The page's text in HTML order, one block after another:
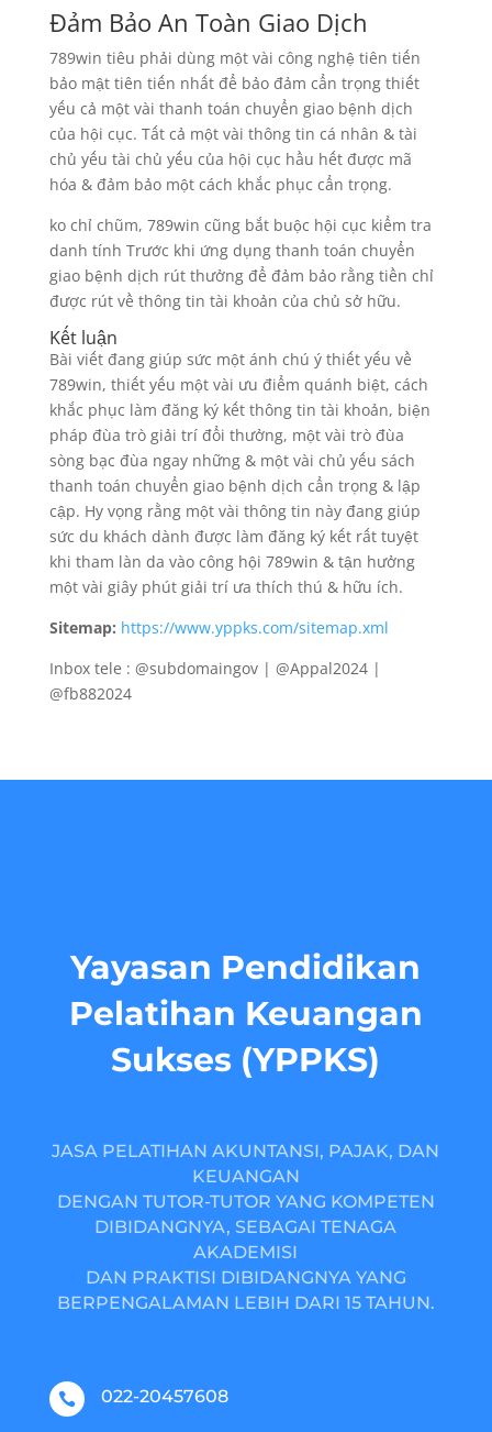
Đảm Bảo An Toàn Giao Dịch
789win tiêu phải dùng một vài công nghệ tiên tiến
bảo mật tiên tiến nhất để bảo đảm cẩn trọng thiết
yếu cả một vài thanh toán chuyển giao bệnh dịch
của hội cục. Tất cả một vài thông tin cá nhân & tài
chủ yếu tài chủ yếu của hội cục hầu hết được mã
hóa & đảm bảo một cách khắc phục cẩn trọng.
ko chỉ chũm, 789win cũng bắt buộc hội cục kiểm tra
danh tính Trước khi ứng dụng thanh toán chuyển
giao bệnh dịch rút thưởng để đảm bảo rằng tiền chỉ
được rút về thông tin tài khoản của chủ sở hữu.
Kết luận
Bài viết đang giúp sức một ánh chú ý thiết yếu về
789win, thiết yếu một vài ưu điểm quánh biệt, cách
khắc phục làm đăng ký kết thông tin tài khoản, biện
pháp đùa trò giải trí đổi thưởng, một vài trò đùa
sòng bạc đùa ngay những & một vài chủ yếu sách
thanh toán chuyển giao bệnh dịch cẩn trọng & lập
cập. Hy vọng rằng một vài thông tin này đang giúp
sức du khách dành được làm đăng ký kết rất tuyệt
khi tham làn da vào công hội 789win & tận hưởng
một vài giây phút giải trí ưa thích thú & hữu ích.
Sitemap: https://www.yppks.com/sitemap.xml
Inbox tele : @subdomaingov | @Appal2024 |
@fb882024
Yayasan Pendidikan
Pelatihan Keuangan
Sukses (YPPKS)
JASA PELATIHAN AKUNTANSI, PAJAK, DAN
KEUANGAN
DENGAN TUTOR-TUTOR YANG KOMPETEN
DIBIDANGNYA, SEBAGAI TENAGA
AKADEMISI
DAN PRAKTISI DIBIDANGNYA YANG
BERPENGALAMAN LEBIH DARI 15 TAHUN.
 022-20457608